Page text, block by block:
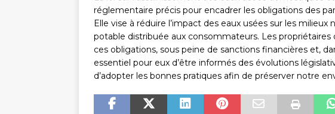
réglementaire précis pour encadrer les obligations des
Elle vise à réduire l’impact des eaux usées sur les milieux
potable distribuée aux consommateurs. Les
ces obligations, sous peine de sanctions financières et,
essentiel pour eux d’être informés des évolutions
d’adopter les bonnes pratiques afin de préserver notre